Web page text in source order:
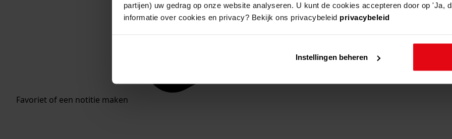
partijen) uw gedrag op onze website analyseren. U kunt de cookies accepteren door op 'Ja,
informatie over cookies en privacy? Bekijk ons privacybeleid privacybeleid
Instellingen beheren
Favoriet of een notitie maken